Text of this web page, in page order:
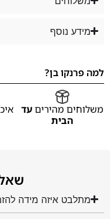
מידע נוסף
למה פרנקו בן?
משלוחים מהיריםעד
הבית
מתלבט איזה מידה